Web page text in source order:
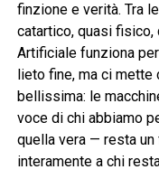
finzione e verità. Tra
catartico, quasi fisico,
Artificiale funziona
lieto fine, ma ci
bellissima: le
voce di chi abbiamo
quella vera — resta
interamente a chi